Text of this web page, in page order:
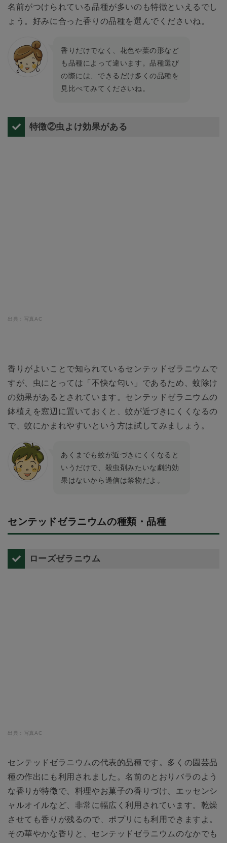
名前がつけられている品種が多いのも特徴といえるでし
ょう。好みに合った香りの品種を選んでくださいね。
香りだけでなく、花色や葉の形など
も品種によって違います。品種選び
の際には、できるだけ多くの品種を
見比べてみてくださいね。
特徴②虫よけ効果がある
出典：写真AC
香りがよいことで知られているセンテッドゼラニウムで
すが、虫にとっては「不快な匂い」であるため、蚊除け
の効果があるとされています。センテッドゼラニウムの
鉢植えを窓辺に置いておくと、蚊が近づきにくくなるの
で、蚊にかまれやすいという方は試してみましょう。
あくまでも蚊が近づきにくくなると
いうだけで、殺虫剤みたいな劇的効
果はないから過信は禁物だよ。
センテッドゼラニウムの種類・品種
ローズゼラニウム
出典：写真AC
センテッドゼラニウムの代表的品種です。多くの園芸品
種の作出にも利用されました。名前のとおりバラのよう
な香りが特徴で、料理やお菓子の香りづけ、エッセンシ
ャルオイルなど、非常に幅広く利用されています。乾燥
させても香りが残るので、ポプリにも利用できますよ。
その華やかな香りと、センテッドゼラニウムのなかでも